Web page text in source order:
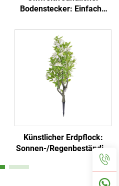
Bodenstecker: Einfache
immergrün
Künstlicher Erdpflock:
Sonnen-/Regenbeständig,